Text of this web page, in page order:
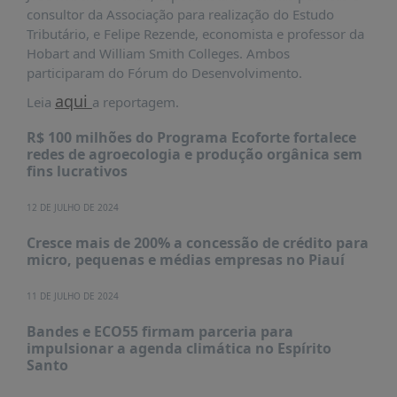
DADOS
FRENTE
A
FRENTE
INFORMAÇÕES
CURSOS
E
EVENTOS
MATERIAIS
DISPONÍVEIS
consultor da Associação para realização do Estudo
Tributário, e Felipe Rezende, economista e professor da
Hobart and William Smith Colleges. Ambos
participaram do Fórum do Desenvolvimento.
Leia aqui a reportagem.
R$ 100 milhões do Programa Ecoforte fortalece
redes de agroecologia e produção orgânica sem
fins lucrativos
12 DE JULHO DE 2024
Cresce mais de 200% a concessão de crédito para
micro, pequenas e médias empresas no Piauí
11 DE JULHO DE 2024
Bandes e ECO55 firmam parceria para
impulsionar a agenda climática no Espírito
Santo